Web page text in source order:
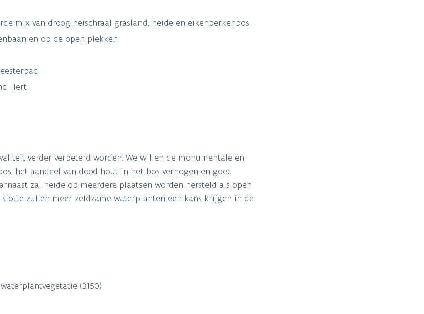
mix van droog heischraal grasland, heide en eikenberkenbos
en op de open plekken
Hert
verder verbeterd worden. We willen de monumentale en
het aandeel van dood hout in het bos verhogen en goed
zal heide op meerdere plaatsen worden hersteld als open
zullen meer zeldzame waterplanten een kans krijgen in de
(3150)